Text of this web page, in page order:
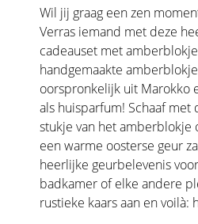
Wil jij graag een zen
Verras iemand met deze
cadeauset met
handgemaakte
oorspronkelijk uit Marokko
als huisparfum! Schaaf met
stukje van het amberblokje
een warme oosterse geur
heerlijke geurbelevenis
badkamer of elke andere
rustieke kaars aan en voilà: